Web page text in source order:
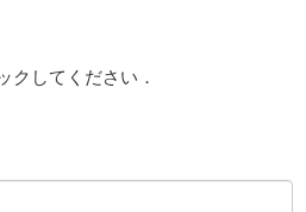
クしてください．